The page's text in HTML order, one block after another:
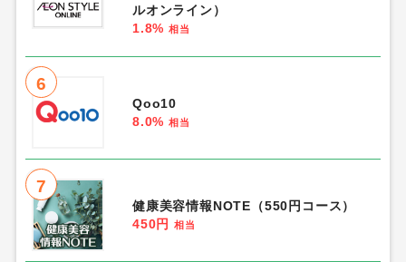
ルオンライン）
1.8% 相当
6
Qoo10
8.0% 相当
7
健康美容情報NOTE（550円コース）
450円
相当